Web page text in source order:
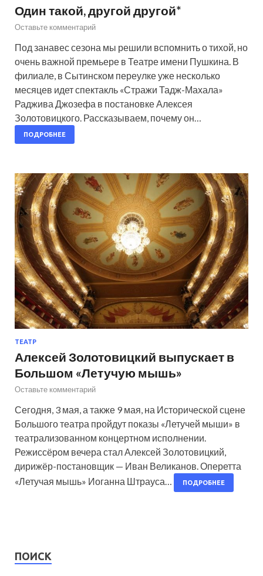
Один такой, другой другой*
Оставьте комментарий
Под занавес сезона мы решили вспомнить о тихой, но
очень важной премьере в Театре имени Пушкина. В
филиале, в Сытинском переулке уже несколько
месяцев идет спектакль «Стражи Тадж-Махала»
Раджива Джозефа в постановке Алексея
Золотовицкого. Рассказываем, почему он…
ПОДРОБНЕЕ
ТЕАТР
Алексей Золотовицкий выпускает в
Большом «Летучую мышь»
Оставьте комментарий
Сегодня, 3 мая, а также 9 мая, на Исторической сцене
Большого театра пройдут показы «Летучей мыши» в
театрализованном концертном исполнении.
Режиссёром вечера стал Алексей Золотовицкий,
дирижёр-постановщик — Иван Великанов. Оперетта
«Летучая мышь» Иоганна Штрауса…
ПОДРОБНЕЕ
ПОИСК